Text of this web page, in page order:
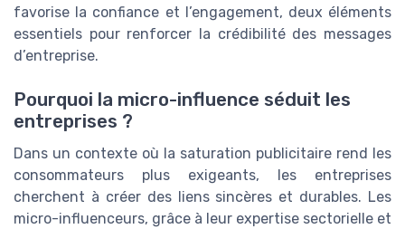
favorise la confiance et l’engagement, deux éléments
essentiels pour renforcer la crédibilité des messages
d’entreprise.
Pourquoi la micro-influence séduit les
entreprises ?
Dans un contexte où la saturation publicitaire rend les
consommateurs plus exigeants, les entreprises
cherchent à créer des liens sincères et durables. Les
micro-influenceurs, grâce à leur expertise sectorielle et